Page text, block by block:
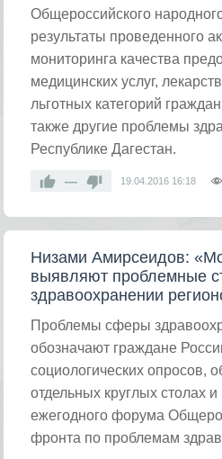
Общероссийского
результаты проведенного
мониторинга качества
медицинских услуг,
льготных категорий
также другие проблемы
Республике Дагестан.
— 19.04.2016 16:18
Низами Амирсеидов:
выявляют проблемные
здравоохранении
Проблемы сферы
обозначают граждане
социологических опросов,
отдельных круглых столах
ежегодного форума
фронта по проблемам